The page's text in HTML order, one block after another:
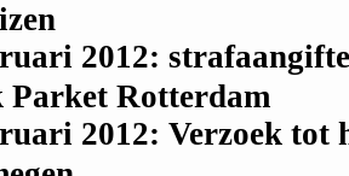
2012:
Rotterdam
2012: Verzoek tot